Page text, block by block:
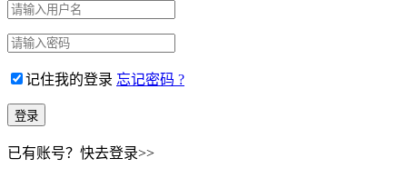
记住我的登录 忘记密码 ?
已有账号？快去登录>>